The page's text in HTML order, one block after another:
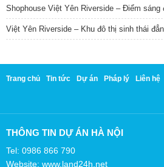
Shophouse Việt Yên Riverside – Điểm
Việt Yên Riverside – Khu đô thị sinh thái
Trang chủ Tin tức Dự án Pháp lý Liên hệ
THÔNG TIN DỰ ÁN HÀ NỘI
Tel: 0986 866 790
Website: www.land24h.net